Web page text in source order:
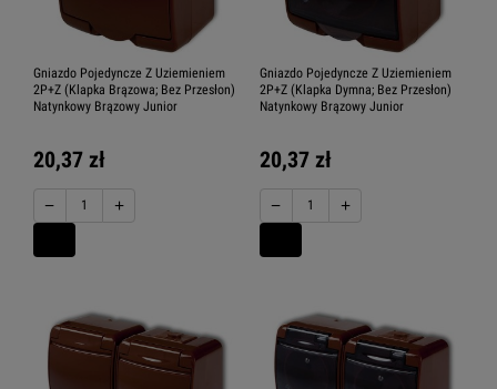
Gniazdo Pojedyncze Z Uziemieniem
2P+Z (Klapka Brązowa; Bez Przesłon)
Natynkowy Brązowy Junior
20,37 zł
− +
Gniazdo Pojedyncze Z Uziemieniem
2P+Z (Klapka Dymna; Bez Przesłon)
Natynkowy Brązowy Junior
20,37 zł
− +